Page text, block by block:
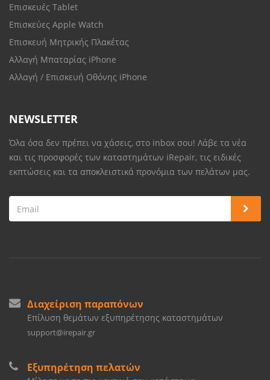
Επισκευές Tablet
Επισκεύες Apple Watch
Επισκευή Μητρικής Πλακέτας
Αλλαγή Μπαταρίας iPhone
Αλλαγή / Επισκευή Οθόνης iPhone
NEWSLETTER
Όλα όσα δεν πρέπει να χάσεις, στο inbox σου! Λάβε τα νέα
και τις προσφορές των καταστημάτων iRepair, τις ειδικές
εκπτώσεις και τα αποκλειστικά προνόμια των πελάτων μας.
Διαχείριση παραπόνων
Επίλυση θεμάτων εξυπηρέτησης καταστημάτων
support@irepair.gr
Εξυπηρέτηση πελατών